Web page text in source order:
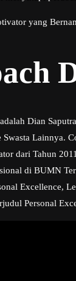
yang
Dian
Swasta Lainnya.
dari Tahun
di BUMN
Excellence,
Personal